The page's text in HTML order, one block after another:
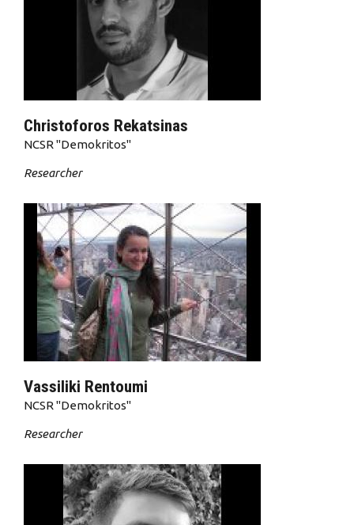
Christoforos Rekatsinas
NCSR "Demokritos"
Researcher
Vassiliki Rentoumi
NCSR "Demokritos"
Researcher